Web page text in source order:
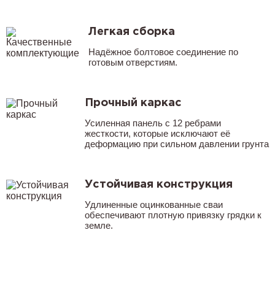
Легкая сборка
Надёжное болтовое соединение по
готовым отверстиям.
Прочный каркас
Усиленная панель с 12 ребрами
жесткости, которые исключают её
деформацию при сильном давлении грунта
Устойчивая конструкция
Удлиненные оцинкованные сваи
обеспечивают плотную привязку грядки к
земле.